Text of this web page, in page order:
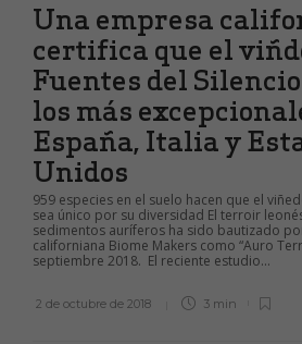
Una empresa
certifica que el
Fuentes del
los más
España, Italia y
Unidos
959 especies en el suelo hacen que el
sea único por su diversidad El terroir
sedimentos auríferos ha sido bautizado
californiana Biome Makers como “Auro
septiembre 2018. El reciente estudio...
2 de octubre de 2018 3 min